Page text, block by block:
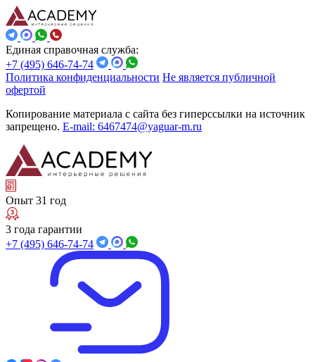
Единая справочная служба:
+7 (495) 646-74-74
Политика конфиденциальности Не является публичной
офертой
Копирование материала с сайта без гиперссылки на источник
запрещено. E-mail: 6467474@yaguar-m.ru
Опыт 31 год
3 года гарантии
+7 (495) 646-74-74